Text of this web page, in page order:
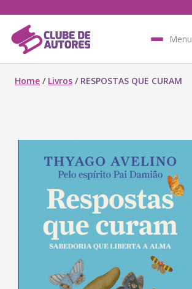
Menu
Home / Livros / RESPOSTAS QUE CURAM